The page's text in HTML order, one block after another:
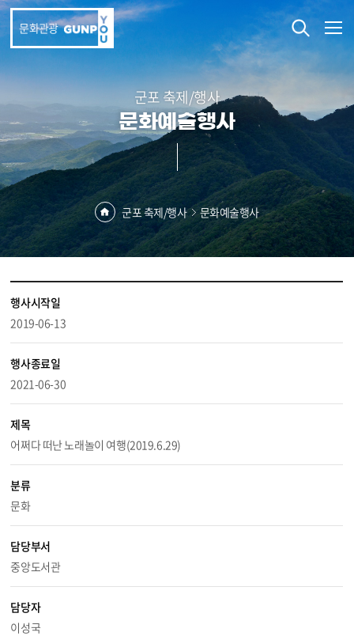
본문 바로가기
문화관광
군포 축제/행사
문화예술행사
군포 축제/행사 문화예술행사
행사시작일
2019-06-13
행사종료일
2021-06-30
제목
어쩌다 떠난 노래놀이 여행(2019.6.29)
분류
문화
담당부서
중앙도서관
담당자
이성국